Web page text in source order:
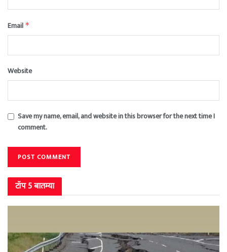
Email *
Website
Save my name, email, and website in this browser for the next time I
comment.
टॉप 5 बातम्या